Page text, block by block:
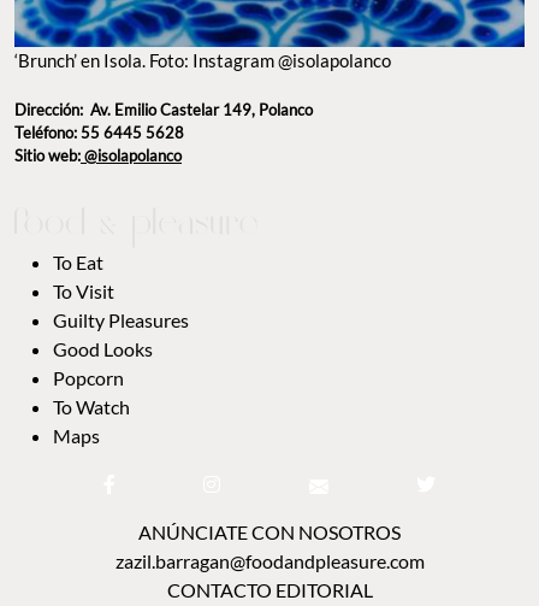
‘Brunch’ en Isola. Foto: Instagram @isolapolanco
Dirección: Av. Emilio Castelar 149, Polanco
Teléfono: 55 6445 5628
Sitio web:@isolapolanco
To Eat
To Visit
Guilty Pleasures
Good Looks
Popcorn
To Watch
Maps
ANÚNCIATE CON NOSOTROS
zazil.barragan@foodandpleasure.com
CONTACTO EDITORIAL